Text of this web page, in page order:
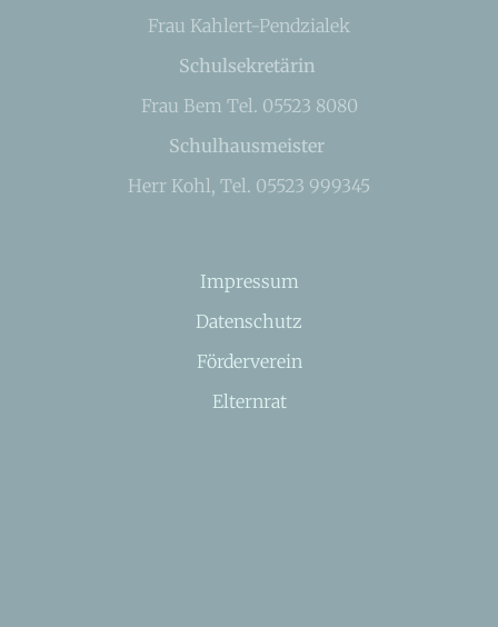
Frau Kahlert-Pendzialek
Schulsekretärin
Frau Bem Tel. 05523 8080
Schulhausmeister
Herr Kohl, Tel. 05523 999345
Impressum
Datenschutz
Förderverein
Elternrat